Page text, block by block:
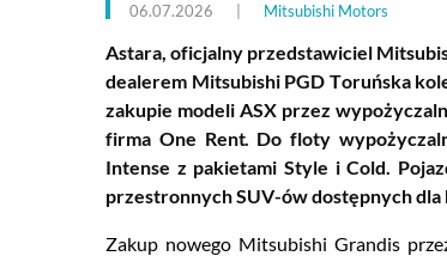
06.07.2026 Mitsubishi Motors
Astara, oficjalny przedstawiciel
dealerem Mitsubishi PGD Toruńska
zakupie modeli ASX przez
firma One Rent. Do floty
Intense z pakietami Style i Cold.
przestronnych SUV-ów dostępnych
Zakup nowego Mitsubishi Grandis